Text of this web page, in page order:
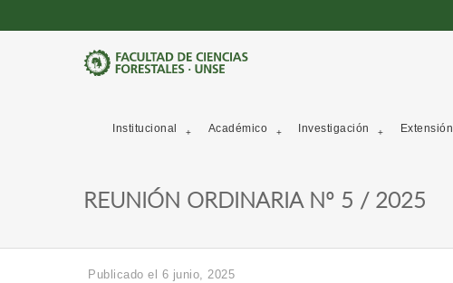
Institucional Académico Investigación Extensión
REUNIÓN ORDINARIA Nº 5 / 2025
Publicado el 6 junio, 2025